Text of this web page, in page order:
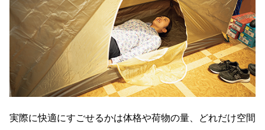
実際に快適にすごせるかは体格や荷物の量、どれだけ空間